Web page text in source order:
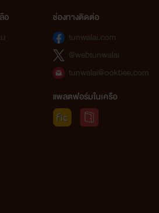
อ
ช่องทางติดต่อ
tunwalai.com
@webtunwalai
tunwalai@ookbee.com
แพลตฟอร์มในเครือ